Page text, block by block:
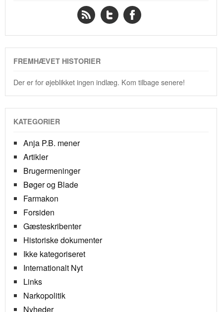
FREMHÆVET HISTORIER
Der er for øjeblikket ingen indlæg. Kom tilbage senere!
KATEGORIER
Anja P.B. mener
Artikler
Brugermeninger
Bøger og Blade
Farmakon
Forsiden
Gæsteskribenter
Historiske dokumenter
Ikke kategoriseret
Internationalt Nyt
Links
Narkopolitik
Nyheder